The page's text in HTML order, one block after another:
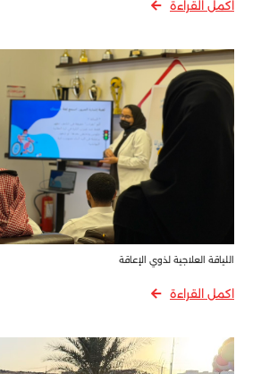
اكمل القراءة
اللياقة العلاجية لذوي الإعاقة
اكمل القراءة